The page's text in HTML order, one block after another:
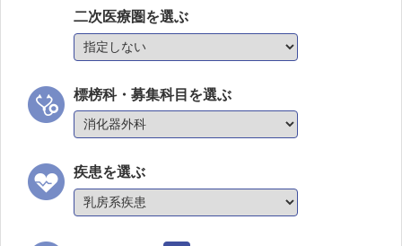
二次医療圏を選ぶ
標榜科・募集科目を選ぶ
疾患を選ぶ